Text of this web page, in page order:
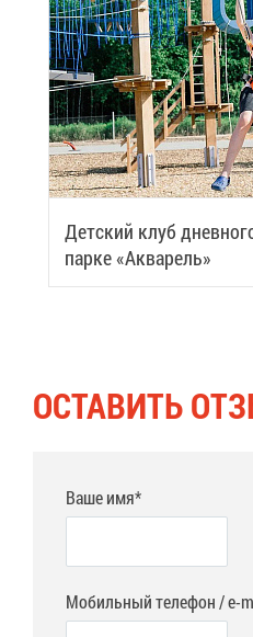
Дет­ский клуб
пар­ке «Ак­ва­рель»
ОСТА­ВИТЬ
Ваше имя*
Мобильный телефон / e-